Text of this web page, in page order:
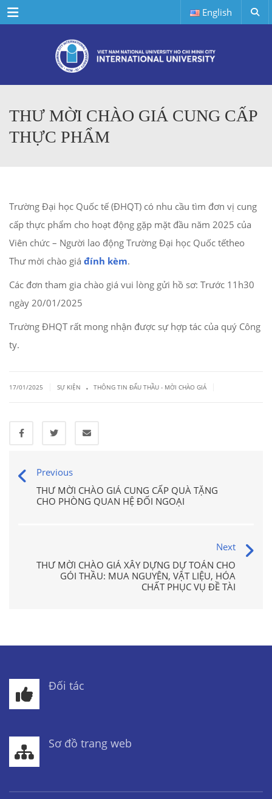
Menu English
THƯ MỜI CHÀO GIÁ CUNG CẤP
THỰC PHẨM
Trường Đại học Quốc tế (ĐHQT) có nhu cầu tìm đơn vị cung
cấp thực phẩm cho hoạt động gặp mặt đầu năm 2025 của
Viên chức – Người lao động Trường Đại học Quốc tếtheo
Thư mời chào giá đính kèm.
Các đơn tham gia chào giá vui lòng gửi hồ sơ: Trước 11h30
ngày 20/01/2025
Trường ĐHQT rất mong nhận được sự hợp tác của quý Công
ty.
17/01/2025 SỰ KIỆN . THÔNG TIN ĐẤU THẦU - MỜI CHÀO GIÁ
Previous
THƯ MỜI CHÀO GIÁ CUNG CẤP QUÀ TẶNG
CHO PHÒNG QUAN HỆ ĐỐI NGOẠI
Next
THƯ MỜI CHÀO GIÁ XÂY DỰNG DỰ TOÁN CHO
GÓI THẦU: MUA NGUYÊN, VẬT LIỆU, HÓA
CHẤT PHỤC VỤ ĐỀ TÀI
Đối tác
Sơ đồ trang web